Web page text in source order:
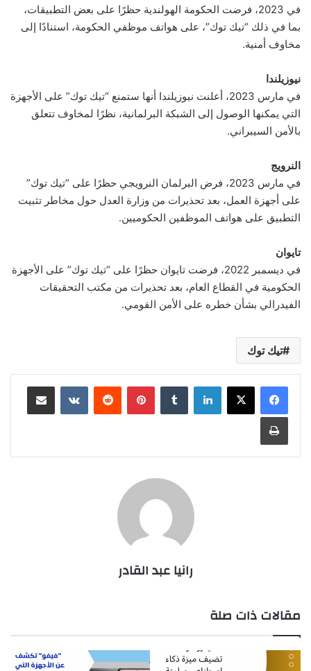
في 2023، فرضت الحكومة الهولندية حظرًا على بعض التطبيقات،
بما في ذلك “تيك توك”، على هواتف موظفي الحكومة، استنادًا إلى
مخاوف أمنية.
نيوزيلندا
في مارس 2023، أعلنت نيوزيلندا أنها ستمنع “تيك توك” على الأجهزة
التي يمكنها الوصول إلى الشبكة البرلمانية، نظرًا لمخاوف تتعلق
بالأمن السيبراني.
النرويج
في مارس 2023، فرض البرلمان النرويجي حظرًا على “تيك توك”
على أجهزة العمل، بعد تحذيرات من وزارة العدل حول مخاطر تثبيت
التطبيق على هواتف الموظفين الحكوميين.
تايوان
في ديسمبر 2022، فرضت تايوان حظرًا على “تيك توك” على الأجهزة
الحكومية في القطاع العام، بعد تحذيرات من مكتب التحقيقات
الفيدرالي بشأن خطره على الأمن القومي.
تيك توك
لينكدإن بينتيريست مشاركة عبر البريد
طباعة
رانيا عبد القادر
مقالات ذات صلة